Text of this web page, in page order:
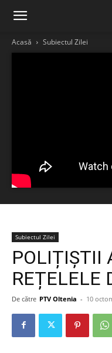
Acasă Subiectul Zilei
Subiectul Zilei
POLIȚIȘTII
REȚELELE
De către PTV Oltenia - 10